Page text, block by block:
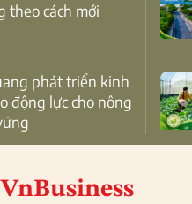
theo cách mới
động lực cho nông